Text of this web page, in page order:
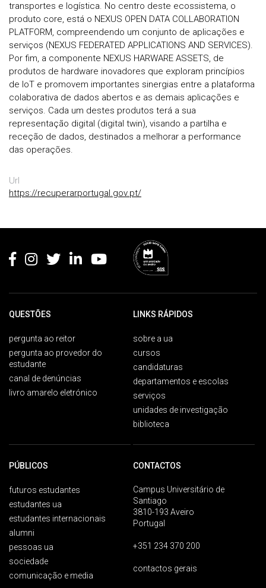
transportes e logística. No centro deste ecossistema, o
produto core, está o NEXUS OPEN DATA COLLABORATION
PLATFORM, compreendendo um conjunto de aplicações e
serviços (NEXUS FEDERATED APPLICATIONS AND SERVICES).
Por fim, a componente NEXUS HARWARE ASSETS, de
produtos de hardware inovadores que exploram princípios
de IoT e promovem importantes sinergias entre a plataforma
colaborativa de dados abertos e as demais aplicações e
serviços. Cada um destes produtos terá a sua
representação digital (digital twin), visando a partilha e
receção de dados, destinados a melhorar a performance
das operações.
Url
https://recuperarportugal.gov.pt/
QUESTÕES
pergunta ao reitor
pergunta ao provedor do
estudante
canal de denúncias
livro amarelo eletrónico
LINKS RÁPIDOS
sobre a ua
cursos
candidaturas
departamentos e escolas
serviços
unidades de investigação
biblioteca
PÚBLICOS
futuros estudantes
estudantes ua
estudantes internacionais
alumni
pessoas ua
sociedade
comunicação e media
CONTACTOS
Campus Universitário de
Santiago
3810-193 Aveiro
Portugal
+351 234 370 200
contactos gerais